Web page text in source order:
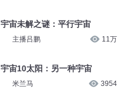
宇宙未解之谜：平行宇宙
主播吕鹏 11万
宇宙10太阳：另一种宇宙
米兰马 3954